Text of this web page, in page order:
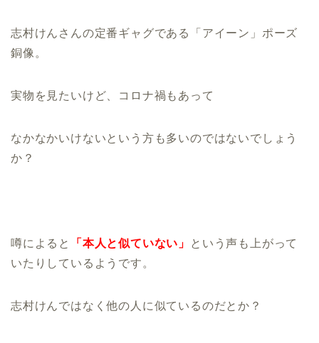
志村けんさんの定番ギャグである「アイーン」ポーズ
銅像。
実物を見たいけど、コロナ禍もあって
なかなかいけないという方も多いのではないでしょう
か？
噂によると 「本人と似ていない」
という声も上がって
いたりしているようです。
志村けんではなく他の人に似ているのだとか？